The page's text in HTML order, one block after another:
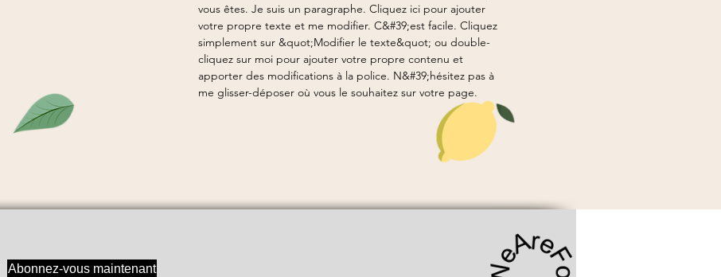
vous êtes. Je suis un paragraphe. Cliquez ici pour ajouter
votre propre texte et me modifier. C&#39;est facile. Cliquez
simplement sur &quot;Modifier le texte&quot; ou double-
cliquez sur moi pour ajouter votre propre contenu et
apporter des modifications à la police. N&#39;hésitez pas à
me glisser-déposer où vous le souhaitez sur votre page.
Abonnez-vous maintenant